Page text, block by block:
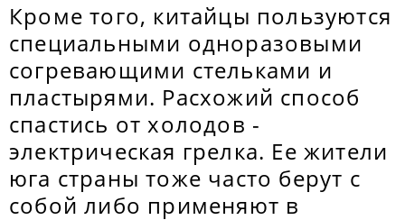
Кроме того, китайцы пользуются
специальными одноразовыми
согревающими стельками и
пластырями. Расхожий способ
спастись от холодов -
электрическая грелка. Ее жители
юга страны тоже часто берут с
собой либо применяют в